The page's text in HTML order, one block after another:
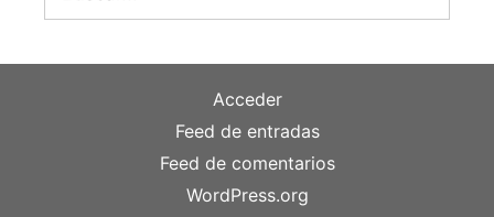
Acceder
Feed de entradas
Feed de comentarios
WordPress.org